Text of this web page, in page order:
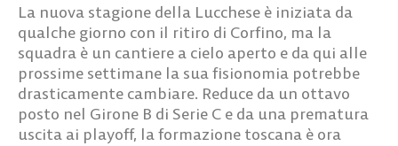
La nuova stagione della Lucchese è iniziata da
qualche giorno con il ritiro di Corfino, ma la
squadra è un cantiere a cielo aperto e da qui alle
prossime settimane la sua fisionomia potrebbe
drasticamente cambiare. Reduce da un ottavo
posto nel Girone B di Serie C e da una prematura
uscita ai playoff, la formazione toscana è ora